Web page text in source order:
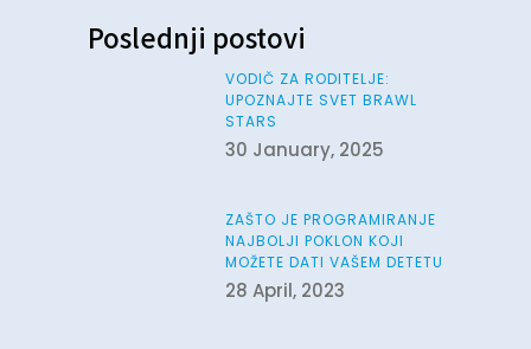
Poslednji postovi
VODIČ ZA RODITELJE:
UPOZNAJTE SVET BRAWL
STARS
30 January, 2025
ZAŠTO JE PROGRAMIRANJE
NAJBOLJI POKLON KOJI
MOŽETE DATI VAŠEM DETETU
28 April, 2023